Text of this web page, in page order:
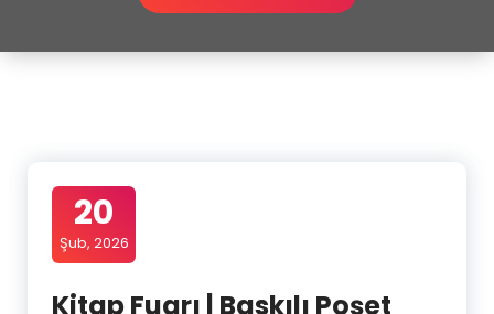
20
Şub, 2026
Kitap Fuarı | Baskılı Poşet